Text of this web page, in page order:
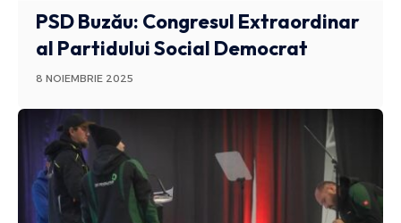
PSD Buzău: Congresul Extraordinar
al Partidului Social Democrat
8 NOIEMBRIE 2025